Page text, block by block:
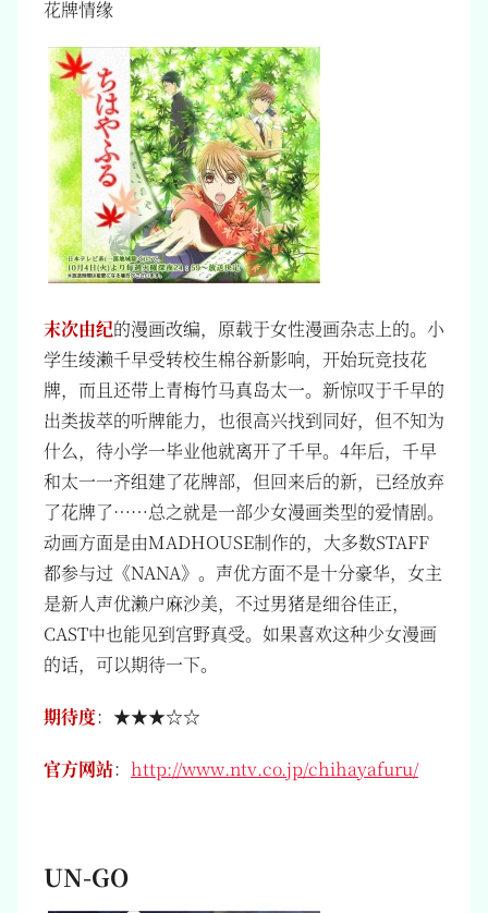
花牌情缘
末次由纪的漫画改编，原载于女性漫画杂志上的。小
学生绫濑千早受转校生棉谷新影响，开始玩竞技花
牌，而且还带上青梅竹马真岛太一。新惊叹于千早的
出类拔萃的听牌能力，也很高兴找到同好，但不知为
什么，待小学一毕业他就离开了千早。4年后，千早
和太一一齐组建了花牌部，但回来后的新，已经放弃
了花牌了……总之就是一部少女漫画类型的爱情剧。
动画方面是由MADHOUSE制作的，大多数STAFF
都参与过《NANA》。声优方面不是十分豪华，女主
是新人声优濑户麻沙美，不过男猪是细谷佳正，
CAST中也能见到宫野真受。如果喜欢这种少女漫画
的话，可以期待一下。
期待度：★★★☆☆
官方网站： http://www.ntv.co.jp/chihayafuru/
UN-GO